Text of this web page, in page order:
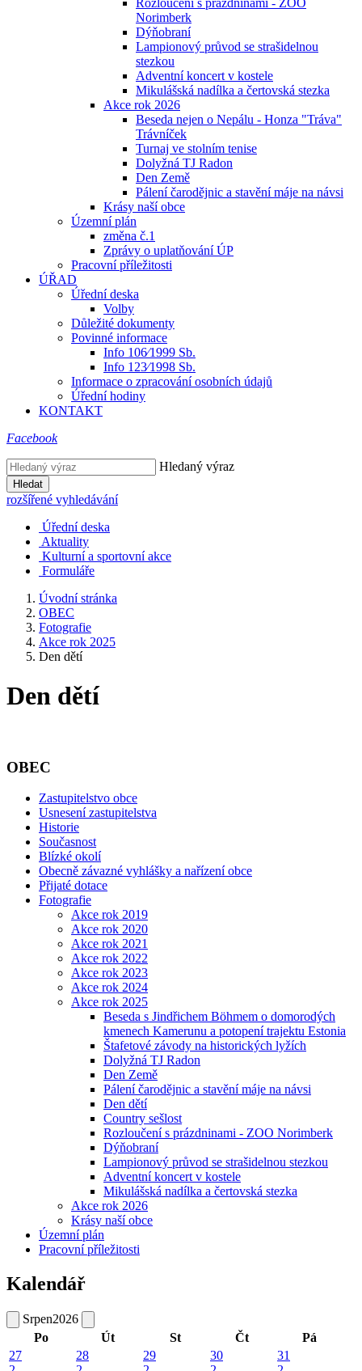
Rozloučení s prázdninami - ZOO
Norimberk
Dýňobraní
Lampionový průvod se strašidelnou
stezkou
Adventní koncert v kostele
Mikulášská nadílka a čertovská stezka
Akce rok 2026
Beseda nejen o Nepálu - Honza "Tráva"
Trávníček
Turnaj ve stolním tenise
Dolyžná TJ Radon
Den Země
Pálení čarodějnic a stavění máje na návsi
Krásy naší obce
Územní plán
změna č.1
Zprávy o uplatňování ÚP
Pracovní příležitosti
ÚŘAD
Úřední deska
Volby
Důležité dokumenty
Povinné informace
Info 106⁄1999 Sb.
Info 123⁄1998 Sb.
Informace o zpracování osobních údajů
Úřední hodiny
KONTAKT
Facebook
Hledaný výraz
Hledat
rozšířené vyhledávání
Úřední deska
Aktuality
Kulturní a sportovní akce
Formuláře
Úvodní stránka
OBEC
Fotografie
Akce rok 2025
Den dětí
Den dětí
OBEC
Zastupitelstvo obce
Usnesení zastupitelstva
Historie
Současnost
Blízké okolí
Obecně závazné vyhlášky a nařízení obce
Přijaté dotace
Fotografie
Akce rok 2019
Akce rok 2020
Akce rok 2021
Akce rok 2022
Akce rok 2023
Akce rok 2024
Akce rok 2025
Beseda s Jindřichem Böhmem o domorodých
kmenech Kamerunu a potopení trajektu Estonia
Štafetové závody na historických lyžích
Dolyžná TJ Radon
Den Země
Pálení čarodějnic a stavění máje na návsi
Den dětí
Country sešlost
Rozloučení s prázdninami - ZOO Norimberk
Dýňobraní
Lampionový průvod se strašidelnou stezkou
Adventní koncert v kostele
Mikulášská nadílka a čertovská stezka
Akce rok 2026
Krásy naší obce
Územní plán
Pracovní příležitosti
Kalendář
Srpen2026
Po
Út St Čt
Pá
27
28
29
30
31